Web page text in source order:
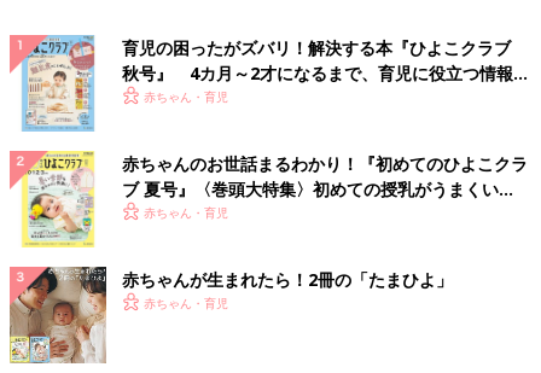
育児の困ったがズバリ！解決する本『ひよこクラブ
秋号』 4カ月～2才になるまで、育児に役立つ情報が
いっぱい！
赤ちゃん・育児
赤ちゃんのお世話まるわかり！『初めてのひよこクラ
ブ 夏号』〈巻頭大特集〉初めての授乳がうまくい
く！ おっぱい・ミルクの基本と夏のトラブル 解決テ
赤ちゃん・育児
赤ちゃんが生まれたら！2冊の「たまひよ」
赤ちゃん・育児